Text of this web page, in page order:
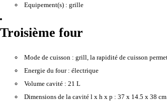
Equipement(s) : grille
Troisième four
Mode de cuisson : grill, la rapidité de cuisson
Energie du four : électrique
Volume cavité : 21 L
Dimensions de la cavité l x h x p : 37 x 14.5 x 38 cm